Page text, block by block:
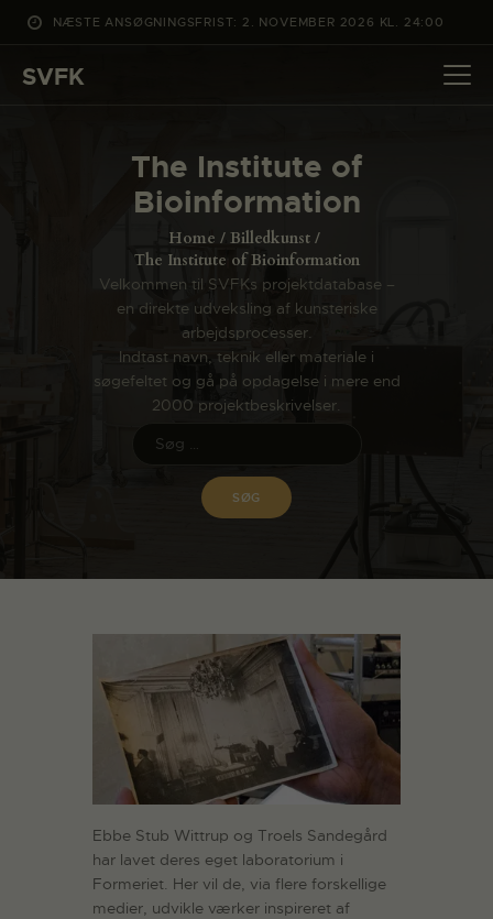
NÆSTE ANSØGNINGSFRIST: 2. NOVEMBER 2026 KL. 24:00
SVFK
The Institute of
Bioinformation
Home
Billedkunst
The Institute of Bioinformation
Velkommen til SVFKs projektdatabase –
en direkte udveksling af kunsteriske
arbejdsprocesser.
Indtast navn, teknik eller materiale i
søgefeltet og gå på opdagelse i mere end
2000 projektbeskrivelser.
DET SKER
PROJEKTER
ANSØG
OM SVFK
ENGLISH
Ebbe Stub Wittrup og Troels Sandegård
har lavet deres eget laboratorium i
Formeriet. Her vil de, via flere forskellige
medier, udvikle værker inspireret af